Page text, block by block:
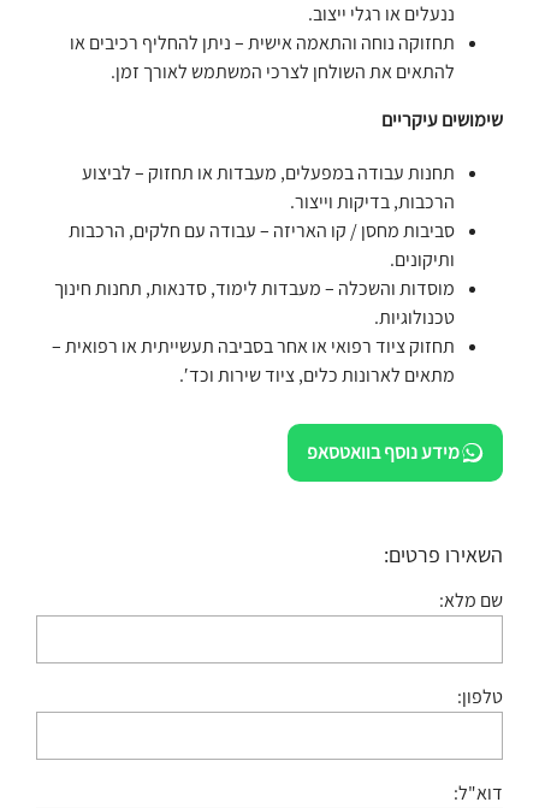
ננעלים או רגלי ייצוב.
תחזוקה נוחה והתאמה אישית – ניתן להחליף רכיבים או
להתאים את השולחן לצרכי המשתמש לאורך זמן.
שימושים עיקריים
תחנות עבודה במפעלים, מעבדות או תחזוק – לביצוע
הרכבות, בדיקות וייצור.
סביבות מחסן / קו האריזה – עבודה עם חלקים, הרכבות
ותיקונים.
מוסדות והשכלה – מעבדות לימוד, סדנאות, תחנות חינוך
טכנולוגיות.
תחזוק ציוד רפואי או אחר בסביבה תעשייתית או רפואית –
מתאים לארונות כלים, ציוד שירות וכד′.
מידע נוסף בוואטסאפ
השאירו פרטים:
שם מלא:
טלפון:
דוא"ל: